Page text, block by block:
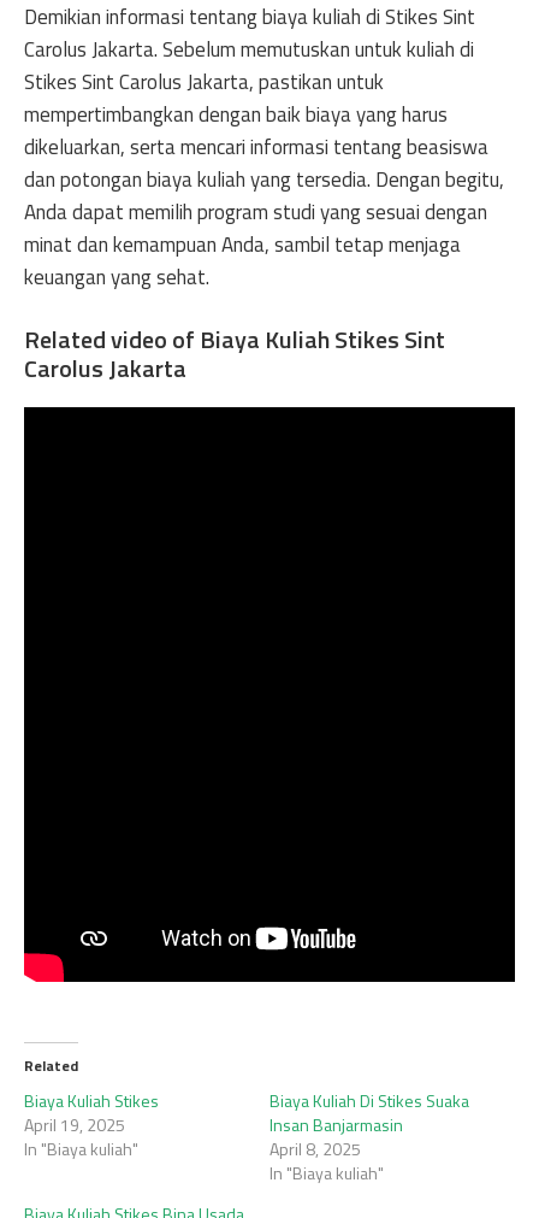
Demikian informasi tentang biaya kuliah di Stikes Sint
Carolus Jakarta. Sebelum memutuskan untuk kuliah di
Stikes Sint Carolus Jakarta, pastikan untuk
mempertimbangkan dengan baik biaya yang harus
dikeluarkan, serta mencari informasi tentang beasiswa
dan potongan biaya kuliah yang tersedia. Dengan begitu,
Anda dapat memilih program studi yang sesuai dengan
minat dan kemampuan Anda, sambil tetap menjaga
keuangan yang sehat.
Related video of Biaya Kuliah Stikes Sint
Carolus Jakarta
Related
Biaya Kuliah Stikes
April 19, 2025
In "Biaya kuliah"
Biaya Kuliah Di Stikes Suaka
Insan Banjarmasin
April 8, 2025
In "Biaya kuliah"